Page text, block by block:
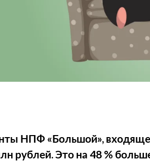
НПФ «Большой»,
рублей. Это на 48 %